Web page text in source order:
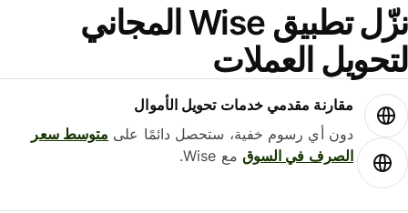
نزّل تطبيق Wise المجاني
العملات
مقارنة مقدمي خدمات تحويل الأموال
دون أي رسوم خفية، ستحصل دائمًا علىمتوسط ​​سعر
الصرف في السوقمع Wise.